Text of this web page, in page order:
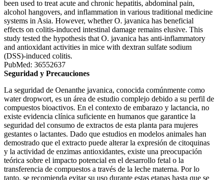
been used to treat acute and chronic hepatitis, abdominal pain,
alcohol hangovers, and inflammation in various traditional medicine
systems in Asia. However, whether O. javanica has beneficial
effects on colitis-induced intestinal damage remains elusive. This
study tested the hypothesis that O. javanica has anti-inflammatory
and antioxidant activities in mice with dextran sulfate sodium
(DSS)-induced colitis.
PubMed: 36552637
Seguridad y Precauciones
La seguridad de Oenanthe javanica, conocida comúnmente como
water dropwort, es un área de estudio complejo debido a su perfil de
compuestos bioactivos. En el contexto de embarazo y lactancia, no
existe evidencia clínica suficiente en humanos que garantice la
seguridad del consumo de extractos de esta planta para mujeres
gestantes o lactantes. Dado que estudios en modelos animales han
demostrado que el extracto puede alterar la expresión de citoquinas
y la actividad de enzimas antioxidantes, existe una preocupación
teórica sobre el impacto potencial en el desarrollo fetal o la
transferencia de compuestos a través de la leche materna. Por lo
tanto, se recomienda evitar su uso durante estas etapas hasta que se